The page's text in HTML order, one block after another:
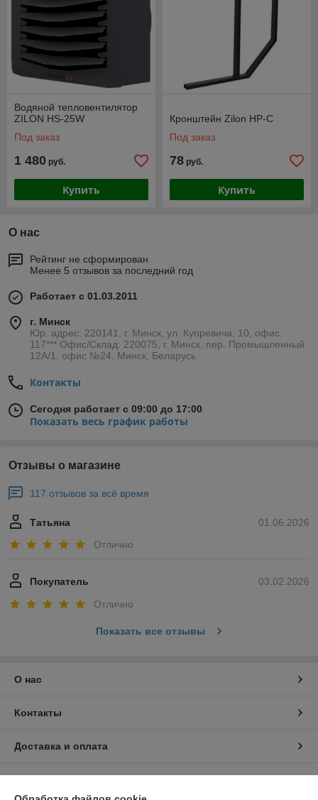
Водяной тепловентилятор
ZILON HS-25W
Под заказ
1 480 руб.
Купить
Кронштейн Zilon HP-C
Под заказ
78 руб.
Купить
О нас
Рейтинг не сформирован
Менее 5 отзывов за последний год
Работает с 01.03.2011
г. Минск
Юр. адрес: 220141, г. Минск, ул. Купревича, 10, офис.
117*** Офис/Склад: 220075, г. Минск, пер. Промышленный
12А/1, офис №24, Минск, Беларусь
Контакты
Сегодня работает с 09:00 до 17:00
Показать весь график работы
Отзывы о магазине
117 отзывов за всё время
01.06.2026
Татьяна
Отлично
03.02.2026
Покупатель
Отлично
Показать все отзывы
О нас
Контакты
Доставка и оплата
График работы